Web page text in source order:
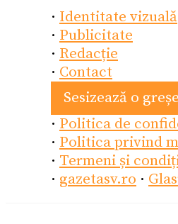
· Identitate vizuală
· Publicitate
· Redacție
· Contact
Sesizează o
· Politica de
· Politica privind
· Termeni și
· gazetasv.ro ·